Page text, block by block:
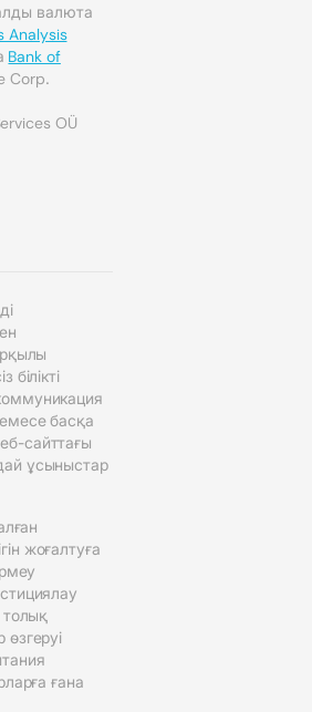
валюта
Analysis
Bank of
Corp.
OÜ
басқа
сайттағы
ұсыныстар
жоғалтуға
толық
ғана